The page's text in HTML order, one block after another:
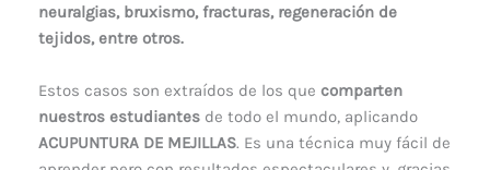
neuralgias, bruxismo, fracturas, regeneración de
tejidos, entre otros.
Estos casos son extraídos de los que comparten
nuestros estudiantes de todo el mundo, aplicando
ACUPUNTURA DE MEJILLAS. Es una técnica muy fácil de